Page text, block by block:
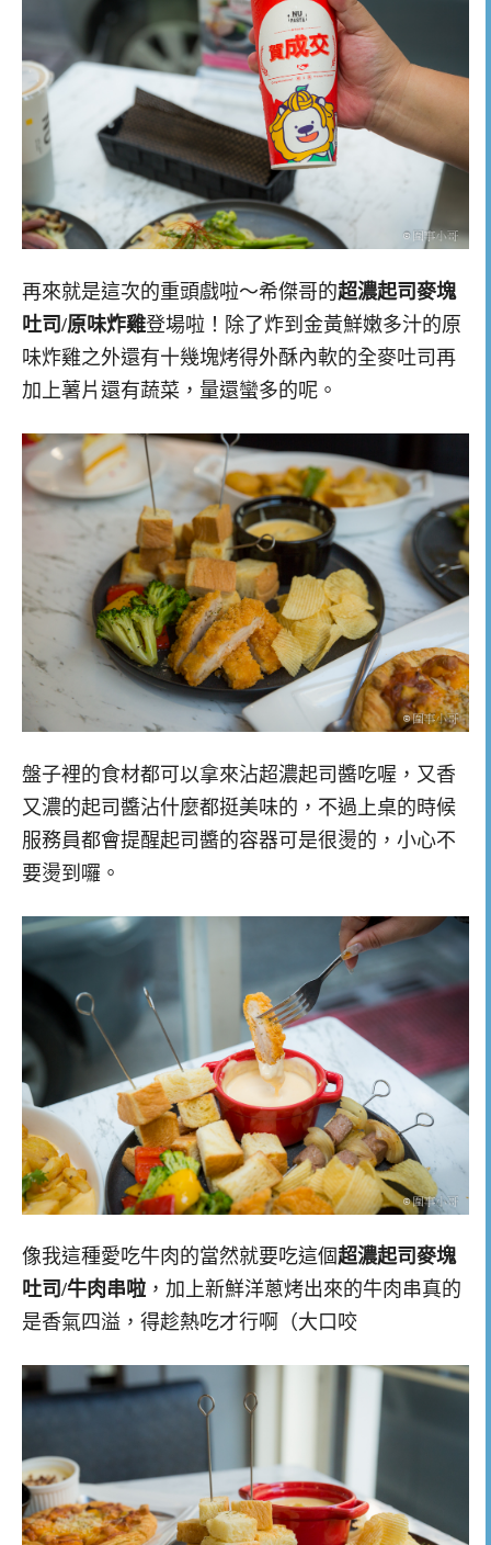
再來就是這次的重頭戲啦～希傑哥的超濃起司麥塊
吐司/原味炸雞登場啦！除了炸到金黃鮮嫩多汁的原
味炸雞之外還有十幾塊烤得外酥內軟的全麥吐司再
加上薯片還有蔬菜，量還蠻多的呢。
盤子裡的食材都可以拿來沾超濃起司醬吃喔，又香
又濃的起司醬沾什麼都挺美味的，不過上桌的時候
服務員都會提醒起司醬的容器可是很燙的，小心不
要燙到囉。
像我這種愛吃牛肉的當然就要吃這個超濃起司麥塊
吐司/牛肉串啦 ，加上新鮮洋蔥烤出來的牛肉串真的
是香氣四溢，得趁熱吃才行啊（大口咬